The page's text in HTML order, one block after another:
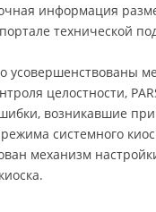
информация
технической
усовершенствованы
целостности,
возникавшие
системного
механизм